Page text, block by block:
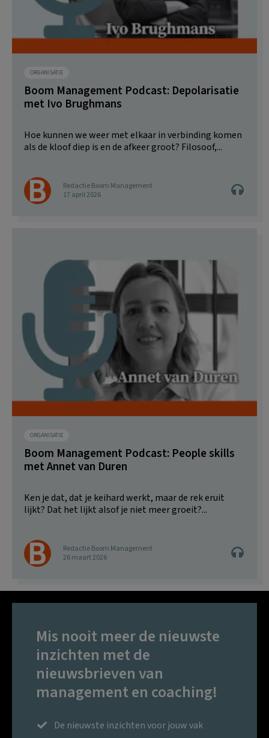
ORGANISATIE
Boom Management Podcast: Depolarisatie
met Ivo Brughmans
Hoe kunnen we weer met elkaar in verbinding komen
als de kloof diep is en de afkeer groot? Filosoof,...
Redactie Boom Management
17 april 2026
ORGANISATIE
Boom Management Podcast: People skills
met Annet van Duren
Ken je dat, dat je keihard werkt, maar de rek eruit
lijkt? Dat het lijkt alsof je niet meer groeit?...
Redactie Boom Management
26 maart 2026
Mis nooit meer de nieuwste
inzichten met de
nieuwsbrieven van
management en coaching!
De nieuwste inzichten voor jouw vak